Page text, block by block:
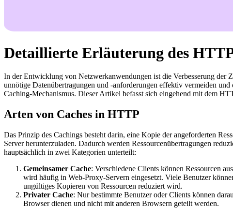
Detaillierte Erläuterung des
In der Entwicklung von Netzwerkanwendungen ist die Verbesserung der
unnötige Datenübertragungen und -anforderungen effektiv vermeiden
Caching-Mechanismus. Dieser Artikel befasst sich eingehend mit dem
Arten von Caches in HTTP
Das Prinzip des Cachings besteht darin, eine Kopie der angeforderten
Server herunterzuladen. Dadurch werden Ressourcenübertragungen
hauptsächlich in zwei Kategorien unterteilt:
Gemeinsamer Cache: Verschiedene Clients können Ressourcen
wird häufig in Web-Proxy-Servern eingesetzt. Viele Benutzer
ungültiges Kopieren von Ressourcen reduziert wird.
Privater Cache: Nur bestimmte Benutzer oder Clients können
Browser dienen und nicht mit anderen Browsern geteilt werden.